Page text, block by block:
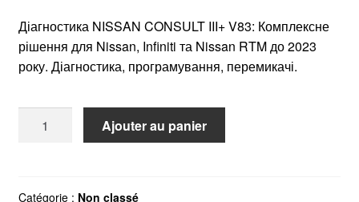
Діагностика NISSAN CONSULT III+ V83: Комплексне
рішення для Nissan, Infiniti та Nissan RTM до 2023
року. Діагностика, програмування, перемикачі.
III+
Ajouter au panier
Catégorie : Non classé